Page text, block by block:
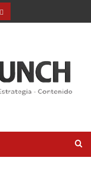
Facebbok